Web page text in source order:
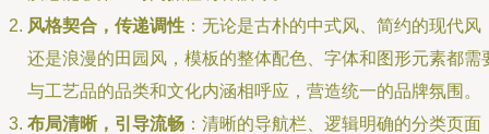
风格契合，传递调性 ：无论是古朴的中式风、简约的现代风
还是浪漫的田园风，模板的整体配色、字体和图形元素都需
与工艺品的品类和文化内涵相呼应，营造统一的品牌氛围。
布局清晰，引导流畅 ：清晰的导航栏、逻辑明确的分类页面